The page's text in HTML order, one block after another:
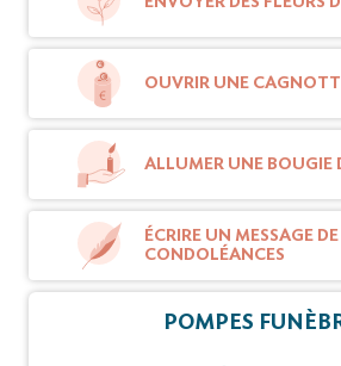
CET AVIS TIENT LIEU DE
Vous pouvez déposer vos
condoléances et de
OUVRIR UNE
ALLUMER UNE BOUGIE
ÉCRIRE UN MESSAGE DE
CONDOLÉANCES
POMPES